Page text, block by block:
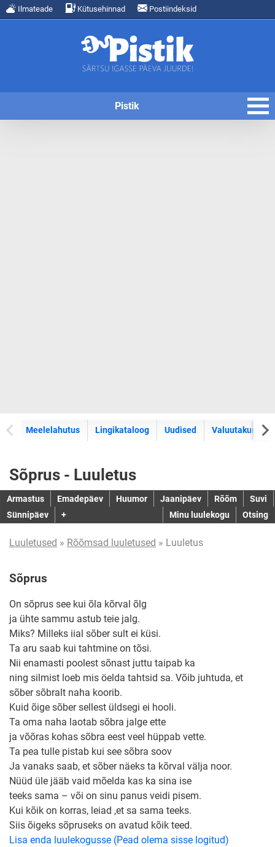
Ilmateade Kütusehinnad Postiindeksid
Pistik
Meelelahutus Lingikataloog Uudised Valuutakursid
Sõprus - Luuletus
Armastus Emadepäev Huumor Jaanipäev Rõõm
Suvi
Sünnipäev
+ Minu luulekogu Otsing
Luuletused » Rõõmsad luuletused » Luuletus
Sõprus
On sõprus see kui õla kõrval õlg
ja ühte sammu astub teie jalg.
Miks? Milleks iial sõber sult ei küsi.
Ta aru saab kui tahtmine on tõsi.
Nii enamasti poolest sõnast juttu taipab ka
ning silmist loeb mis öelda tahtsid sa. Võib juhtuda, et
sõber sõbralt naha koorib.
Kuid õige sõber sellest üldsegi ei hooli.
Ta oma naha laotab sõbra jalge ette
ja võõras kohas sõbra eest veel hüppab vette.
Ta pea tulle pistab kui see sõbra soov
Ja vanaks saab, et sõber näeks ta kõrval välja noor.
Nüüd üle jääb vaid mõelda kas ka sina ise
teeks sama – või on sinu panus veidi pisem.
Kui kõik on korras, leiad ,et sa sama teeks.
Siis õigeks sõpruseks on avatud kõik teed.
Lisa enda luulekogusse (Pead olema sisse logitud)